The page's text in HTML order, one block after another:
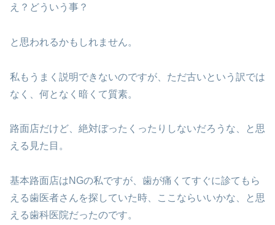
え？どういう事？
と思われるかもしれません。
私もうまく説明できないのですが、ただ古いという訳では
なく、何となく暗くて質素。
路面店だけど、絶対ぼったくったりしないだろうな、と思
える見た目。
基本路面店はNGの私ですが、歯が痛くてすぐに診てもら
える歯医者さんを探していた時、ここならいいかな、と思
える歯科医院だったのです。